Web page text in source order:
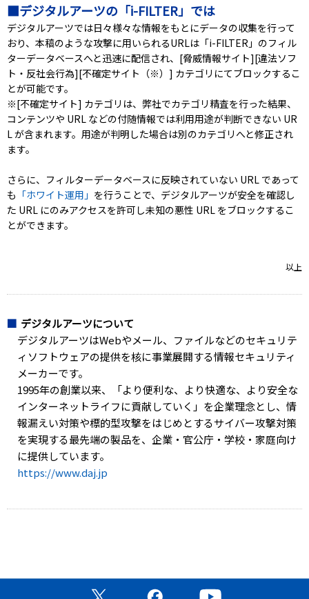
■デジタルアーツの「i-FILTER」では
デジタルアーツでは日々様々な情報をもとにデータの収集を行って
おり、本稿のような攻撃に用いられるURLは「i-FILTER」のフィル
ターデータベースへと迅速に配信され、[脅威情報サイト][違法ソフ
ト・反社会行為][不確定サイト（※）] カテゴリにてブロックするこ
とが可能です。
※[不確定サイト] カテゴリは、弊社でカテゴリ精査を行った結果、
コンテンツや URL などの付随情報では利用用途が判断できない UR
L が含まれます。用途が判明した場合は別のカテゴリへと修正され
ます。
さらに、フィルターデータベースに反映されていない URL であって
も 「ホワイト運用」 を行うことで、デジタルアーツが安全を確認し
た URL にのみアクセスを許可し未知の悪性 URL をブロックするこ
とができます。
以上
デジタルアーツについて
デジタルアーツはWebやメール、ファイルなどのセキュリテ
ィソフトウェアの提供を核に事業展開する情報セキュリティ
メーカーです。
1995年の創業以来、「より便利な、より快適な、より安全な
インターネットライフに貢献していく」を企業理念とし、情
報漏えい対策や標的型攻撃をはじめとするサイバー攻撃対策
を実現する最先端の製品を、企業・官公庁・学校・家庭向け
に提供しています。
https://www.daj.jp
公式X（旧Twitter）ページ
公式Facebookページ